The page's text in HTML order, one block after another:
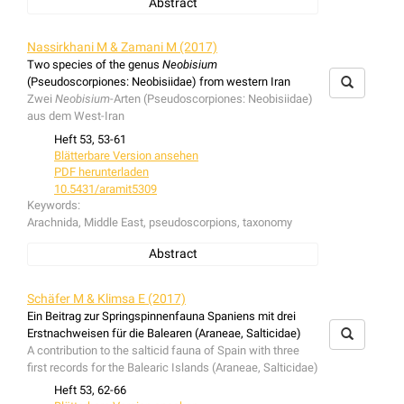
1992 endemic to Tenerife is described. This species is
rarely collected and seems restricted to litter of
understory broadleaf bushes in the Canary pine forest
zone.
Das unbekannte Männchen von
Ozyptila tenerifensis
beschrieben. Die Art wurde selten gefangen und scheint
auf die Laubstreu von Büschen im Unterwuchs der
Kanarienkiefer-Zone beschränkt zu sein.
Nassirkhani M & Zamani M (2017)
Two species of the genus Neobisium
(Pseudoscorpiones: Neobisiidae) from western Iran
Zwei Neobisium-Arten (Pseudoscorpiones: Neobisiidae)
aus dem West-Iran
Heft 53, 53-61
Blätterbare Version ansehen
PDF herunterladen
10.5431/aramit5309
Keywords:
Arachnida, Middle East, pseudoscorpions, taxonomy
Abstract
alticola
Beier, 1973 and N. (N.) validum
are presented for western Iran. N. (N.) alticola
, including
all nymphal stages, and males ofN. (N.) validum are
redescribed and illustrated.
Nachweise zweier
Neobisium -Arten, N. (N.) alticola Beier,
(L. Koch, 1873), aus dem West-
Iran werden vorgestellt.
Schäfer M & Klimsa E (2017)
Ein Beitrag zur Springspinnenfauna Spaniens mit drei
Erstnachweisen für die Balearen (Araneae, Salticidae)
A contribution to the salticid fauna of Spain with three
first records for the Balearic Islands (Araneae, Salticidae)
Heft 53, 62-66